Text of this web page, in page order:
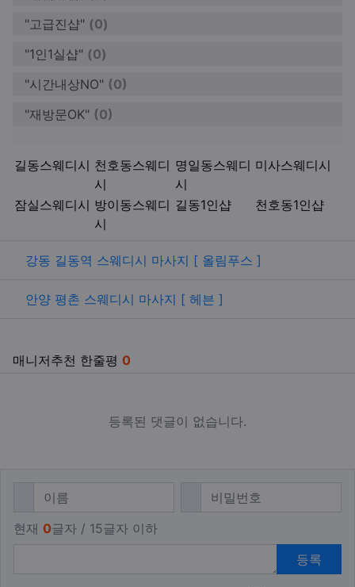
"고급진샵" (0)
"1인1실샵" (0)
"시간내상NO" (0)
"재방문OK" (0)
길동스웨디시 천호동스웨디
시
명일동스웨디
시
미사스웨디시
잠실스웨디시 방이동스웨디
시
길동1인샵 천호동1인샵
키워드
관련자료
강동 길동역 스웨디시 마사지 [ 올림푸스 ]
안양 평촌 스웨디시 마사지 [ 헤븐 ]
매니저추천 한줄평 0
등록된 댓글이 없습니다.
댓글쓰기
필수 비밀번호필수
현재 0글자 / 15글자 이하
등록